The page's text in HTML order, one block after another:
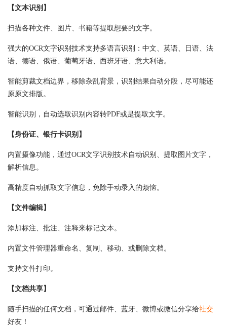
【文本识别】
扫描各种文件、图片、书籍等提取想要的文字。
强大的OCR文字识别技术支持多语言识别：中文、英语、日语、法
语、德语、俄语、葡萄牙语、西班牙语、意大利语。
智能剪裁文档边界，移除杂乱背景，识别结果自动分段，尽可能还
原原文排版。
智能识别，自动选取识别内容转PDF或是提取文字。
【身份证、银行卡识别】
内置摄像功能，通过OCR文字识别技术自动识别、提取图片文字，
解析信息。
高精度自动抓取文字信息，免除手动录入的烦恼。
【文件编辑】
添加标注、批注、注释来标记文本。
内置文件管理器重命名、复制、移动、或删除文档。
支持文件打印。
【文档共享】
随手扫描的任何文档，可通过邮件、蓝牙、微博或微信分享给社交
好友！